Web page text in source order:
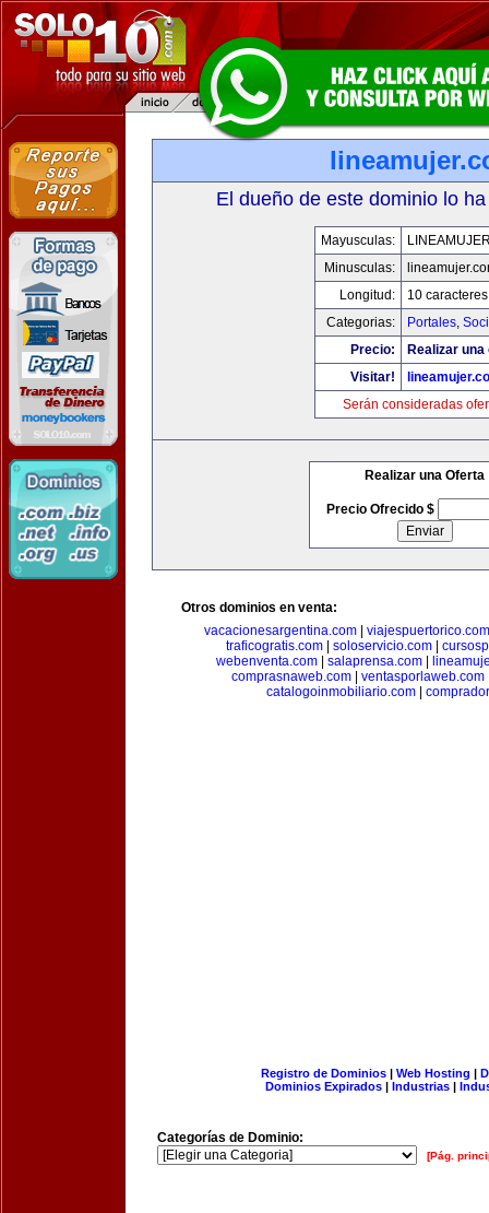
El dueño de este dominio lo
Mayusculas:
Minusculas:
Longitud:
10 caracteres
Categorias:
Portales,
Precio:
Realizar
Visitar!
Serán consideradas
Realizar una Oferta
Precio Ofrecido $
Otros dominios en venta:
vacacionesargentina.com
viajespuertorico.com
traficogratis.com| soloservicio.com|
webenventa.com
salaprensa.com
comprasnaweb.com
ventasporlaweb.com
catalogoinmobiliario.com|
Registro de Dominios| Web Hosting |
Dominios Expirados | Industrias |
Categorías de Dominio:
[Pág.